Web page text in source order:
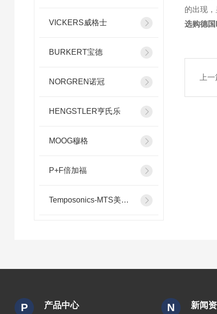
VICKERS威格士
BURKERT宝德
NORGREN诺冠
HENGSTLER亨氏乐
MOOG穆格
P+F倍加福
Temposonics-MTS美斯特
的出现，
选购德
上
P 产品中心 N 新闻